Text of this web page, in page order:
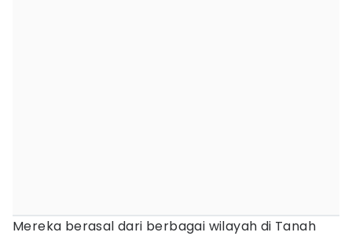
Mereka berasal dari berbagai wilayah di Tanah